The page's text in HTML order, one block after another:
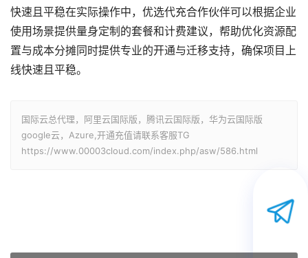
快速且平稳在实际操作中，优选代充合作伙伴可以根据企业
使用场景提供量身定制的套餐和计费建议，帮助优化资源配
置与成本分摊同时提供专业的开通与迁移支持，确保项目上
线快速且平稳。
国际云总代理，阿里云国际版，腾讯云国际版，华为云国际版
google云，Azure,开通充值请联系客服TG
https://www.00003cloud.com/index.php/asw/586.html